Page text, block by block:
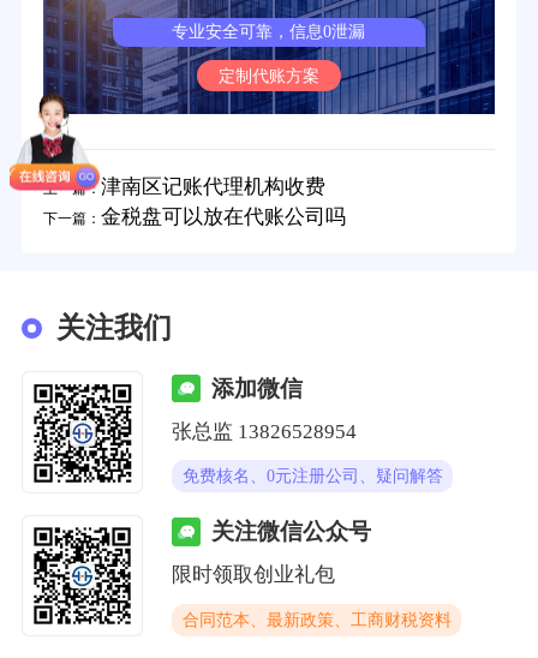
专业安全可靠，信息0泄漏
定制代账方案
上一篇：津南区记账代理机构收费
下一篇： 金税盘可以放在代账公司吗
关注我们
添加微信
张总监 13826528954
免费核名、0元注册公司、疑问解答
关注微信公众号
限时领取创业礼包
合同范本、最新政策、工商财税资料